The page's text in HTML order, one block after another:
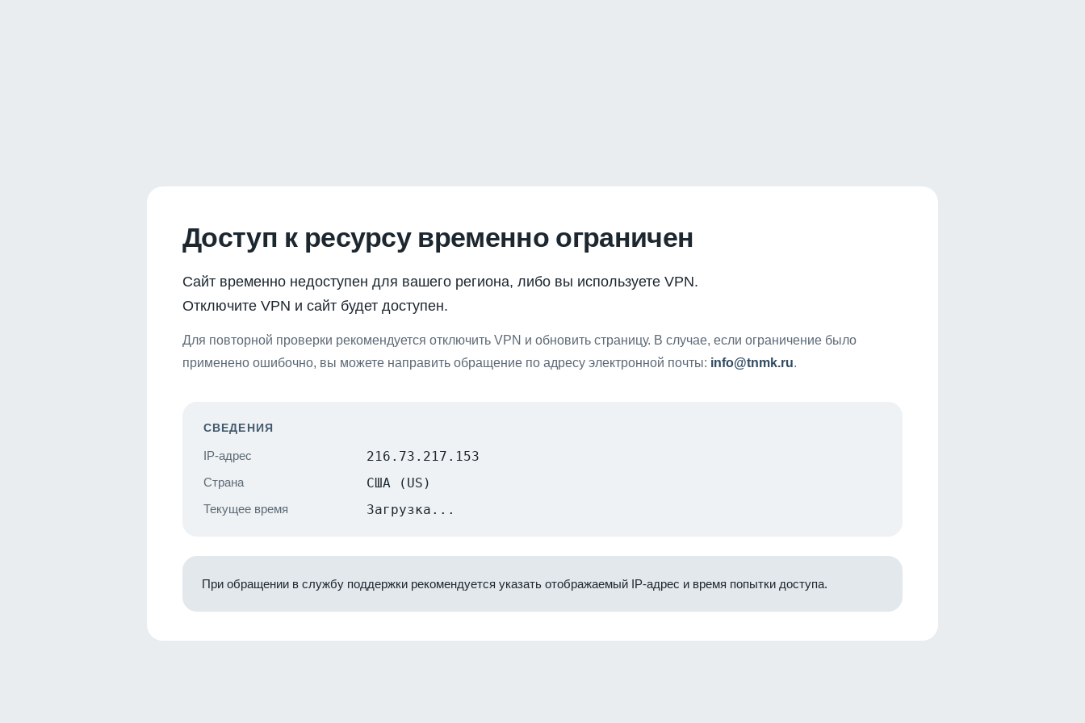
Доступ к ресурсу временно ограничен
Сайт временно недоступен для вашего региона, либо вы используете VPN.
Отключите VPN и сайт будет доступен.
Для повторной проверки рекомендуется отключить VPN и обновить страницу. В случае, если ограничение было
применено ошибочно, вы можете направить обращение по адресу электронной почты: info@tnmk.ru.
СВЕДЕНИЯ
IP-адрес 216.73.217.153
Страна США (US)
Текущее время Загрузка...
При обращении в службу поддержки рекомендуется указать отображаемый IP-адрес и время попытки доступа.